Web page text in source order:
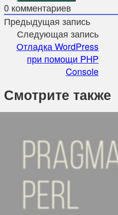
0 комментариев
Предыдущая запись
Следующая запись
Отладка WordPress
при помощи PHP
Console
Смотрите также